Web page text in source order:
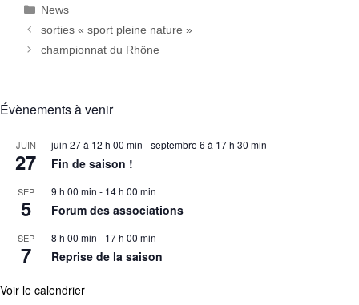
Catégories
News
sorties « sport pleine nature »
championnat du Rhône
Évènements à venir
JUIN
27
juin 27 à 12 h 00 min -septembre 6 à 17 h 30 min
Fin de saison !
SEP
5
9 h 00 min - 14 h 00 min
Forum des associations
SEP
7
8 h 00 min - 17 h 00 min
Reprise de la saison
Voir le calendrier